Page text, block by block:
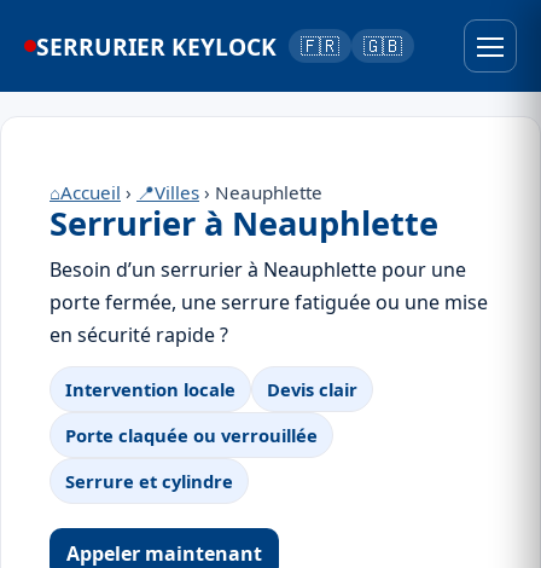
SERRURIER KEYLOCK 🇫🇷 🇬🇧
⌂Accueil › 📍Villes › Neauphlette
Serrurier à Neauphlette
Besoin d’un serrurier à Neauphlette pour une
porte fermée, une serrure fatiguée ou une mise
en sécurité rapide ?
Intervention locale
Devis clair
Porte claquée ou verrouillée
Serrure et cylindre
Appeler maintenant